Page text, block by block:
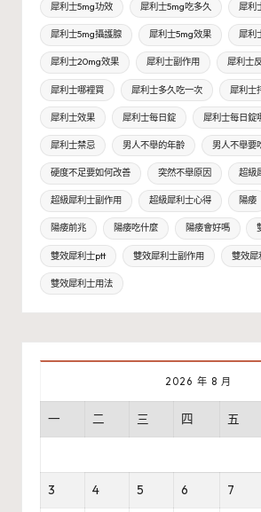
犀利士5mg功效 犀利士5mg吃多久 犀利
犀利士5mg攝護腺 犀利士5mg效果 犀利
犀利士20mg效果 犀利士副作用 犀利士
犀利士哪裡買 犀利士多久吃一次 犀利士
犀利士效果 犀利士每日錠 犀利士每日錠
犀利士禁忌 男人不舉的年齡 男人不舉要
硬度不足要如何改善 突然不舉原因 超級
超級犀利士副作用 超級犀利士心得 陽痿
陽痿前兆 陽痿吃什麼 陽痿會好嗎
雙效犀利士ptt 雙效犀利士副作用 雙效犀
雙效犀利士用法
2026 年 8 月
一 二 三 四 五
3 4 5 6 7